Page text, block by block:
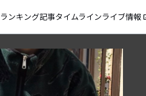
ランキング記事タイムラインライブ情報